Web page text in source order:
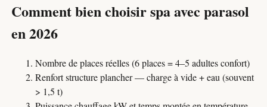
Comment bien choisir spa avec parasol
en 2026
Nombre de places réelles (6 places = 4–5 adultes confort)
Renfort structure plancher — charge à vide + eau (souvent
> 1,5 t)